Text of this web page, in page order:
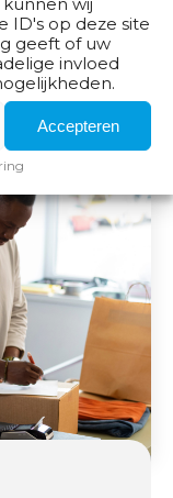
ID's op deze site
geeft of uw
invloed
Accepteren